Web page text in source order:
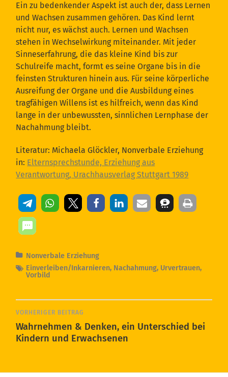
Ein zu bedenkender Aspekt ist auch der, dass Lernen
und Wachsen zusammen gehören. Das Kind lernt
nicht nur, es wächst auch. Lernen und Wachsen
stehen in Wechselwirkung miteinander. Mit jeder
Sinneserfahrung, die das kleine Kind bis zur
Schulreife macht, formt es seine Organe bis in die
feinsten Strukturen hinein aus. Für seine körperliche
Ausreifung der Organe und die Ausbildung eines
tragfähigen Willens ist es hilfreich, wenn das Kind
lange in der unbewussten, sinnlichen Lernphase der
Nachahmung bleibt.
Literatur: Michaela Glöckler, Nonverbale Erziehung
in: Elternsprechstunde, Erziehung aus
Verantwortung, Urachhausverlag Stuttgart 1989
Nonverbale Erziehung
Einverleiben/Inkarnieren, Nachahmung, Urvertrauen,
Vorbild
VORHERIGER BEITRAG
Wahrnehmen & Denken, ein Unterschied bei
Kindern und Erwachsenen